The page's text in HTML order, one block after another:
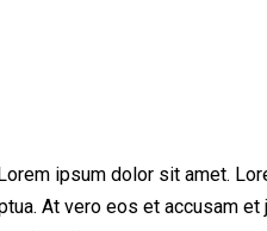
ipsum dolor sit amet.
At vero eos et accusam